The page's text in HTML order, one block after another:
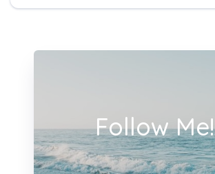
長男Cさん
長女Dさん
Follow Me!